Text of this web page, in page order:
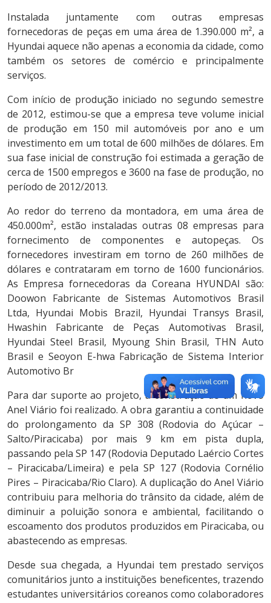
Instalada juntamente com outras empresas
fornecedoras de peças em uma área de 1.390.000 m², a
Hyundai aquece não apenas a economia da cidade, como
também os setores de comércio e principalmente
serviços.
Com início de produção iniciado no segundo semestre
de 2012, estimou-se que a empresa teve volume inicial
de produção em 150 mil automóveis por ano e um
investimento em um total de 600 milhões de dólares. Em
sua fase inicial de construção foi estimada a geração de
cerca de 1500 empregos e 3600 na fase de produção, no
período de 2012/2013.
Ao redor do terreno da montadora, em uma área de
450.000m², estão instaladas outras 08 empresas para
fornecimento de componentes e autopeças. Os
fornecedores investiram em torno de 260 milhões de
dólares e contrataram em torno de 1600 funcionários.
As Empresa fornecedoras da Coreana HYUNDAI são:
Doowon Fabricante de Sistemas Automotivos Brasil
Ltda, Hyundai Mobis Brazil, Hyundai Transys Brasil,
Hwashin Fabricante de Peças Automotivas Brasil,
Hyundai Steel Brasil, Myoung Shin Brasil, THN Auto
Brasil e Seoyon E-hwa Fabricação de Sistema Interior
Automotivo Br
Para dar suporte ao projeto, a construção de um novo
Anel Viário foi realizado. A obra garantiu a continuidade
do prolongamento da SP 308 (Rodovia do Açúcar –
Salto/Piracicaba) por mais 9 km em pista dupla,
passando pela SP 147 (Rodovia Deputado Laércio Cortes
– Piracicaba/Limeira) e pela SP 127 (Rodovia Cornélio
Pires – Piracicaba/Rio Claro). A duplicação do Anel Viário
contribuiu para melhoria do trânsito da cidade, além de
diminuir a poluição sonora e ambiental, facilitando o
escoamento dos produtos produzidos em Piracicaba, ou
abastecendo as empresas.
Desde sua chegada, a Hyundai tem prestado serviços
comunitários junto a instituições beneficentes, trazendo
estudantes universitários coreanos como colaboradores